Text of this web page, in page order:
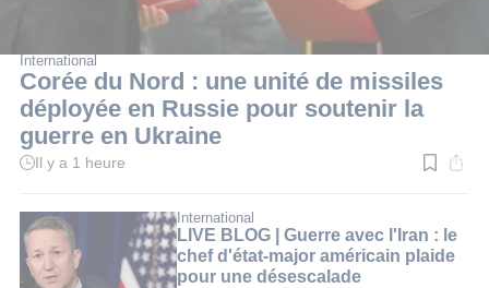
International
Corée du Nord : une unité de missiles
déployée en Russie pour soutenir la
guerre en Ukraine
Temps
:
2
min.
Il y a 1 heure
International
LIVE BLOG | Guerre avec l'Iran : le
chef d'état-major américain plaide
pour une désescalade